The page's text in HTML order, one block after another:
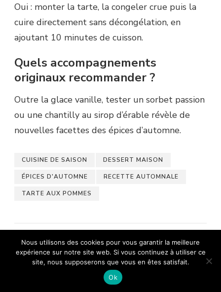
Oui : monter la tarte, la congeler crue puis la
cuire directement sans décongélation, en
ajoutant 10 minutes de cuisson.
Quels accompagnements
originaux recommander ?
Outre la glace vanille, tester un sorbet passion
ou une chantilly au sirop d’érable révèle de
nouvelles facettes des épices d’automne.
CUISINE DE SAISON DESSERT MAISON
ÉPICES D'AUTOMNE RECETTE AUTOMNALE
TARTE AUX POMMES
Nous utilisons des cookies pour vous garantir la meilleure
expérience sur notre site web. Si vous continuez à utiliser ce
site, nous supposerons que vous en êtes satisfait.
Ok